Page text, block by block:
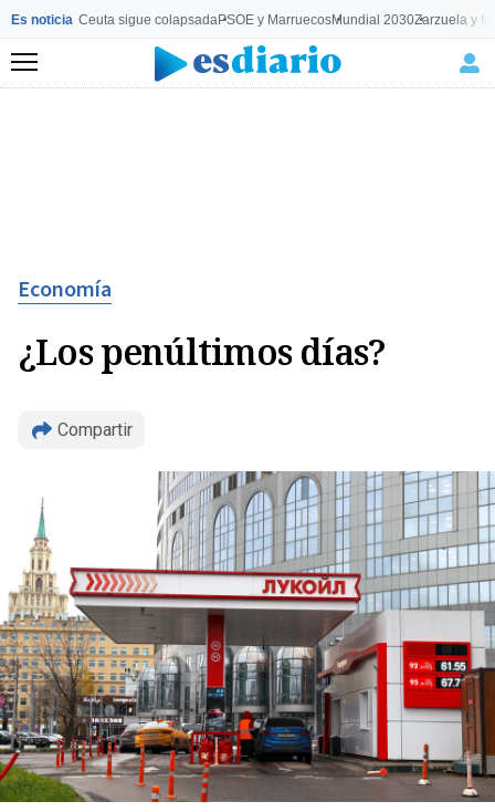
Es noticia Ceuta sigue colapsadaPSOE y MarruecosMundial 2030Zarzuela y
Menú
Economía
¿Los penúltimos días?
Compartir